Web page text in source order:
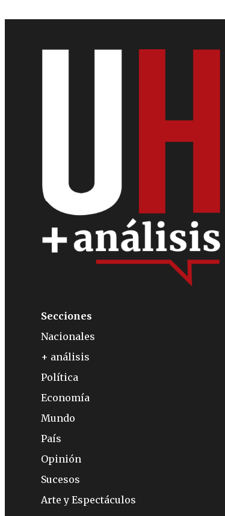
Secciones
Nacionales
+ análisis
Política
Economía
Mundo
País
Opinión
Sucesos
Arte y Espectáculos